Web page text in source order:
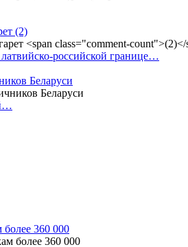
(2)
российской границе…
Беларуси
360 000